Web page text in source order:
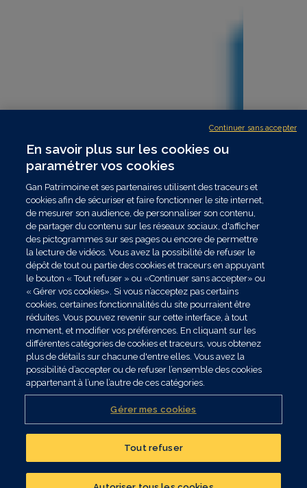
Réalisez un bilan
patrimonial
En savoir plus sur les cookies ou
paramétrer vos cookies
Gan Patrimoine et ses partenaires utilisent des traceurs et
cookies afin de sécuriser et faire fonctionner le site internet,
de mesurer son audience, de personnaliser son contenu,
de partager du contenu sur les réseaux sociaux, d'afficher
des pictogrammes sur ses pages ou encore de permettre
la lecture de vidéos. Vous avez la possibilité de refuser le
dépôt de tout ou partie des cookies et traceurs en appuyant
le bouton « Tout refuser » ou «Continuer sans accepter» ou
« Gérer vos cookies». Si vous n’acceptez pas certains
cookies, certaines fonctionnalités du site pourraient être
réduites. Vous pouvez revenir sur cette interface, à tout
moment, et modifier vos préférences. En cliquant sur les
différentes catégories de cookies et traceurs, vous obtenez
plus de détails sur chacune d'entre elles. Vous avez la
possibilité d’accepter ou de refuser l’ensemble des cookies
appartenant à l’une l’autre de ces catégories.
Gérer mes cookies
Tout refuser
Continuer sans accepter